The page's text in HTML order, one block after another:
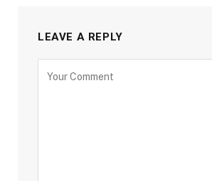
LEAVE A REPLY